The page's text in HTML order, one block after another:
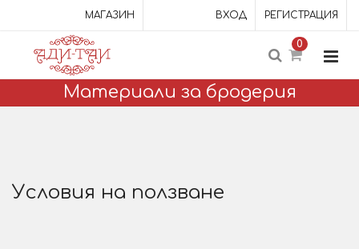
ВХОД РЕГИСТРАЦИЯ
МАГАЗИН
0
Материали за бродерия
Условия нa ползване